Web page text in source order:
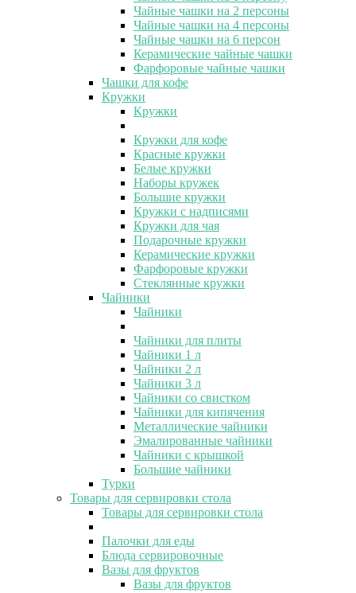
Чайные чашки на 2 персоны
Чайные чашки на 4 персоны
Чайные чашки на 6 персон
Керамические чайные чашки
Фарфоровые чайные чашки
Чашки для кофе
Кружки
Кружки
Кружки для кофе
Красные кружки
Белые кружки
Наборы кружек
Большие кружки
Кружки с надписями
Кружки для чая
Подарочные кружки
Керамические кружки
Фарфоровые кружки
Стеклянные кружки
Чайники
Чайники
Чайники для плиты
Чайники 1 л
Чайники 2 л
Чайники 3 л
Чайники со свистком
Чайники для кипячения
Металлические чайники
Эмалированные чайники
Чайники с крышкой
Большие чайники
Турки
Товары для сервировки стола
Товары для сервировки стола
Палочки для еды
Блюда сервировочные
Вазы для фруктов
Вазы для фруктов